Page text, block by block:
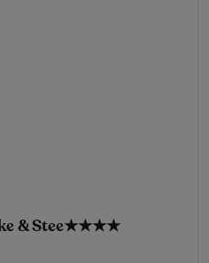
& Stee★★★★